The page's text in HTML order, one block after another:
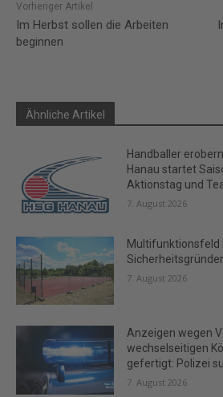
Vorheriger Artikel
Im Herbst sollen die Arbeiten
beginnen
Ähnliche Artikel
Handballer
Hanau startet
Aktionstag und
7. August 2026
Multifunktionsfeld
7. August 2026
Anzeigen wegen
wechselseitigen
gefertigt: Polizei
7. August 2026